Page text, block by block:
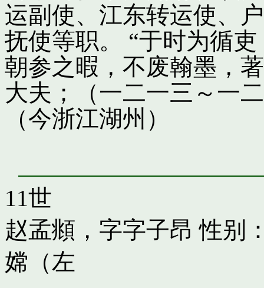
运副使、江东转运使、
抚使等职。 “于时为循
朝参之暇，不废翰墨，
大夫；（一二一三～一
（今浙江湖州）
11世
赵孟頫，字字子昂 性别
嫦（左